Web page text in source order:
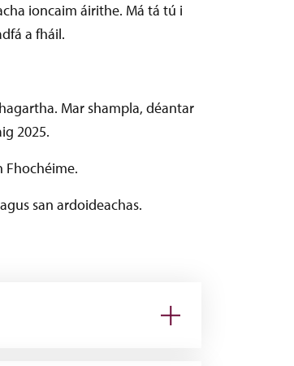
ioncaim áirithe. Má tá tú i
a fháil.
Mar shampla, déantar
2025.
Fhochéime.
san ardoideachas.